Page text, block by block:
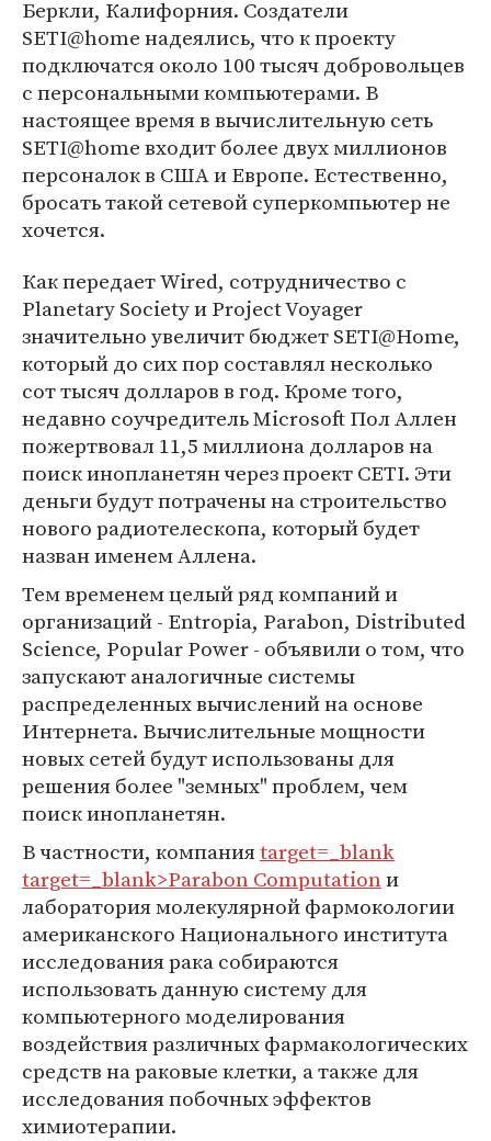
Беркли, Калифорния. Создатели
SETI@home надеялись, что к проекту
подключатся около 100 тысяч добровольцев
с персональными компьютерами. В
настоящее время в вычислительную сеть
SETI@home входит более двух миллионов
персоналок в США и Европе. Естественно,
бросать такой сетевой суперкомпьютер не
хочется.
Как передает Wired, сотрудничество с
Planetary Society и Project Voyager
значительно увеличит бюджет SETI@Home,
который до сих пор составлял несколько
сот тысяч долларов в год. Кроме того,
недавно соучредитель Microsoft Пол Аллен
пожертвовал 11,5 миллиона долларов на
поиск инопланетян через проект CETI. Эти
деньги будут потрачены на строительство
нового радиотелескопа, который будет
назван именем Аллена.
Тем временем целый ряд компаний и
организаций - Entropia, Parabon, Distributed
Science, Popular Power - объявили о том, что
запускают аналогичные системы
распределенных вычислений на основе
Интернета. Вычислительные мощности
новых сетей будут использованы для
решения более "земных" проблем, чем
поиск инопланетян.
В частности, компанияtarget=_blank
target=_blank>Parabon Computationи
лаборатория молекулярной фармокологии
американского Национального института
исследования рака собираются
использовать данную систему для
компьютерного моделирования
воздействия различных фармакологических
средств на раковые клетки, а также для
исследования побочных эффектов
химиотерапии.